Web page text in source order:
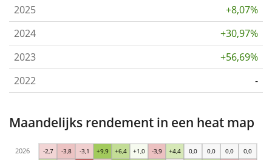
2025
+8,07%
2024
+30,97%
2023
+56,69%
2022
-
Maandelijks rendement in een heat map
-2,7 -3,8 -3,1 +9,9 +6,4 +1,0 -3,9 +4,4 0,0 0,0 0,0 0,0
2026